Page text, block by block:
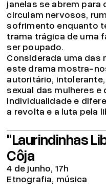
janelas se abrem para
circulam nervosos,
sofrimento enquanto
trama trágica de uma
ser poupado.
Considerada uma das
este drama mostra-
autoritário,
sexual das mulheres
individualidade e
a revolta e a luta pela
"Laurindinhas
Côja
4 de junho, 17h
Etnografia, música